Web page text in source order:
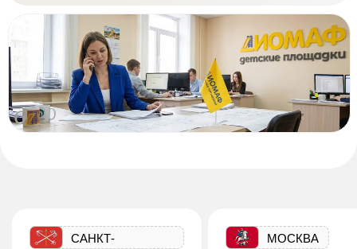
САНКТ-
МОСКВА